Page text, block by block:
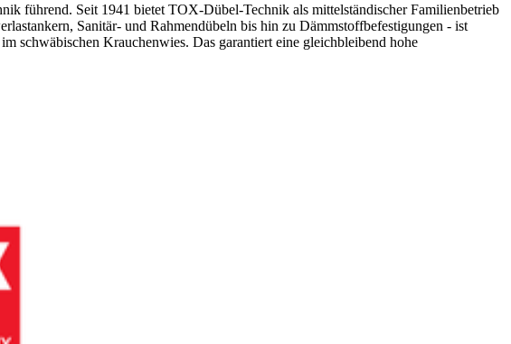
führend. Seit 1941 bietet TOX-Dübel-Technik als mittelständischer Familienbetrieb
Sanitär- und Rahmendübeln bis hin zu Dämmstoffbefestigungen - ist
schwäbischen Krauchenwies. Das garantiert eine gleichbleibend hohe